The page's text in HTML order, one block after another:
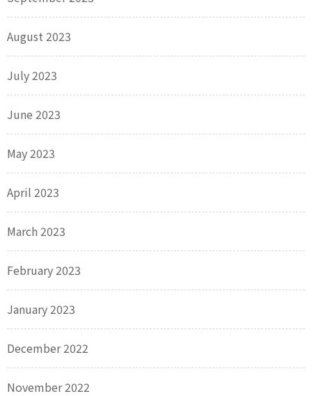
August 2023
July 2023
June 2023
May 2023
April 2023
March 2023
February 2023
January 2023
December 2022
November 2022